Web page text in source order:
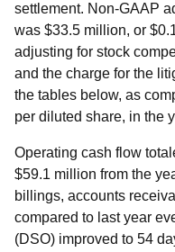
settlement. Non-GAAP
was $33.5 million, or
adjusting for stock
and the charge for the
the tables below, as
per diluted share, in the
Operating cash flow
$59.1 million from the
billings, accounts
compared to last year
(DSO) improved to 54